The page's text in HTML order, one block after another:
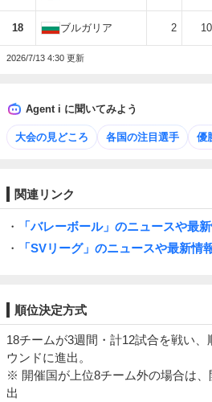
18 ブルガリア 2 10
2026/7/13 4:30 更新
Agent i に聞いてみよう
大会の見どころ 各国の注目選手 優
関連リンク
・
「バレーボール」のニュースや最
・
「SVリーグ」のニュースや最新情
順位決定方式
18チームが3週間・計12試合を戦い
ウンドに進出。
※ 開催国が上位8チーム外の場合は
出